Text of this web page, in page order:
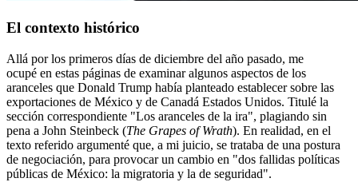
El contexto histórico
Allá por los primeros días de diciembre del año pasado, me
ocupé en estas páginas de examinar algunos aspectos de los
aranceles que Donald Trump había planteado establecer sobre las
exportaciones de México y de Canadá Estados Unidos. Titulé la
sección correspondiente "Los aranceles de la ira", plagiando sin
pena a John Steinbeck (The Grapes of Wrath). En realidad, en el
texto referido argumenté que, a mi juicio, se trataba de una postura
de negociación, para provocar un cambio en "dos fallidas políticas
públicas de México: la migratoria y la de seguridad".